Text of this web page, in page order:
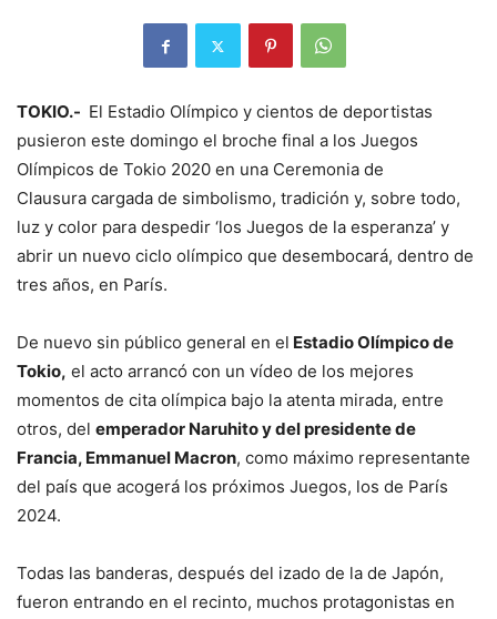
TOKIO.- El Estadio Olímpico y cientos de deportistas
pusieron este domingo el broche final a los Juegos
Olímpicos de Tokio 2020 en una Ceremonia de
Clausura cargada de simbolismo, tradición y, sobre todo,
luz y color para despedir ‘los Juegos de la esperanza’ y
abrir un nuevo ciclo olímpico que desembocará, dentro de
tres años, en París.
De nuevo sin público general en el Estadio Olímpico de
Tokio, el acto arrancó con un vídeo de los mejores
momentos de cita olímpica bajo la atenta mirada, entre
otros, del emperador Naruhito y del presidente de
Francia, Emmanuel Macron, como máximo representante
del país que acogerá los próximos Juegos, los de París
2024.
Todas las banderas, después del izado de la de Japón,
fueron entrando en el recinto, muchos protagonistas en